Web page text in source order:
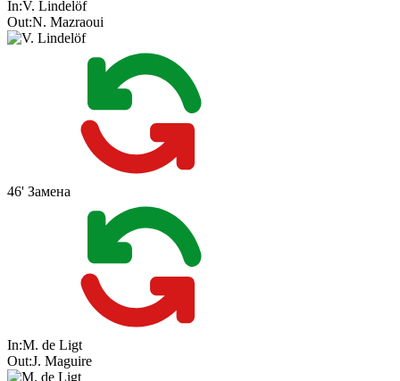
In:V. Lindelöf
Out:N. Mazraoui
46' Замена
In:M. de Ligt
Out:J. Maguire